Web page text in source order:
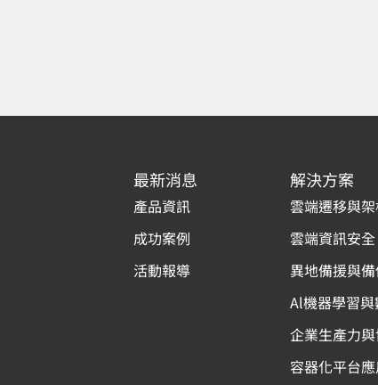
最新消息
產品資訊
成功案例
活動報導
解決方案
雲端遷移與
雲端資訊安全
異地備援與
Al機器學習
企業生產力
容器化平台